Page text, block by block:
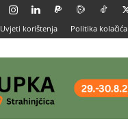
Uvjeti korištenja Politika kolačića